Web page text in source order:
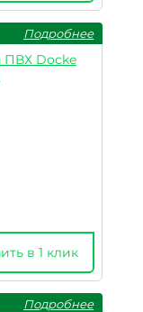
Подробнее
ПВХ Docke
в 1 клик
Подробнее